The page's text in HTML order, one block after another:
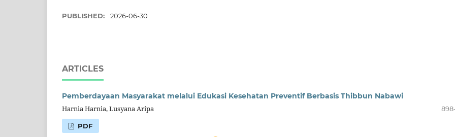
PUBLISHED: 2026-06-30
ARTICLES
Pemberdayaan Masyarakat melalui Edukasi Kesehatan Preventif Berbasis Thibbun Nabawi
Harnia Harnia, Lusyana Aripa
PDF